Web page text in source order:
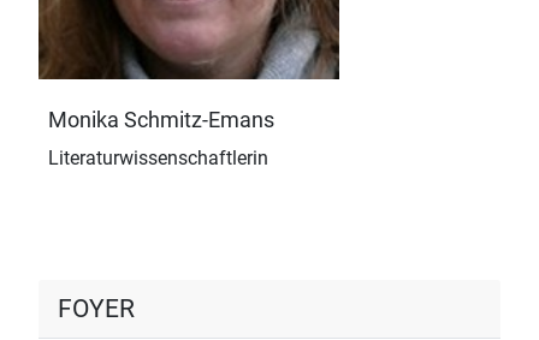
Monika Schmitz-Emans
Literaturwissenschaftlerin
FOYER